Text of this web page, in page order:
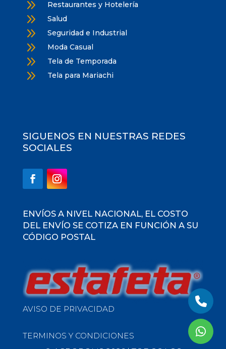
9 Restaurantes y Hotelería
9 Salud
9 Seguridad e Industrial
9 Moda Casual
9 Tela de Temporada
9 Tela para Mariachi
SIGUENOS EN NUESTRAS REDES
SOCIALES
ENVÍOS A NIVEL NACIONAL, EL COSTO
DEL ENVÍO SE COTIZA EN FUNCIÓN A SU
CÓDIGO POSTAL
AVISO DE PRIVACIDAD
TERMINOS Y CONDICIONES